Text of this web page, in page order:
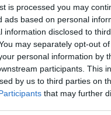
is processed you may
ads based on personal
information disclosed to
may separately opt-out
personal information by
participants. This
by us to third parties on
that may further